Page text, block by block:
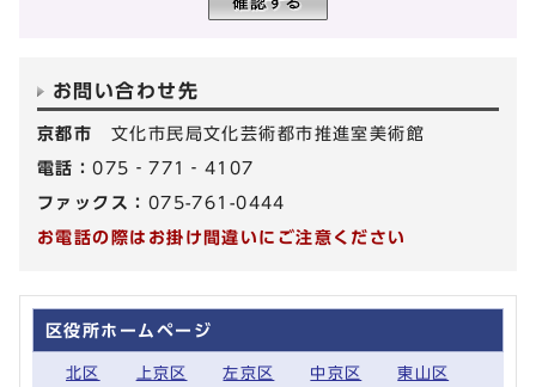
お問い合わせ先
京都市 文化市民局文化芸術都市推進室美術館
電話：075‐771‐4107
ファックス： 075-761-0444
お電話の際はお掛け間違いにご注意ください
区役所ホームページ
北区 上京区 左京区 中京区 東山区